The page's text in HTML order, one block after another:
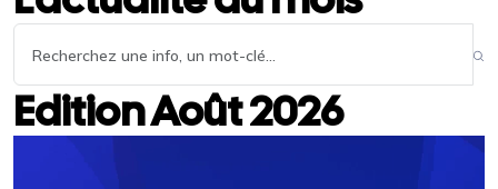
Edition Août 2026